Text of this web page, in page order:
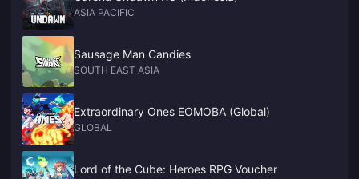
ASIA PACIFIC
Sausage Man Candies
SOUTH EAST ASIA
Extraordinary Ones EOMOBA (Global)
GLOBAL
Lord of the Cube: Heroes RPG Voucher